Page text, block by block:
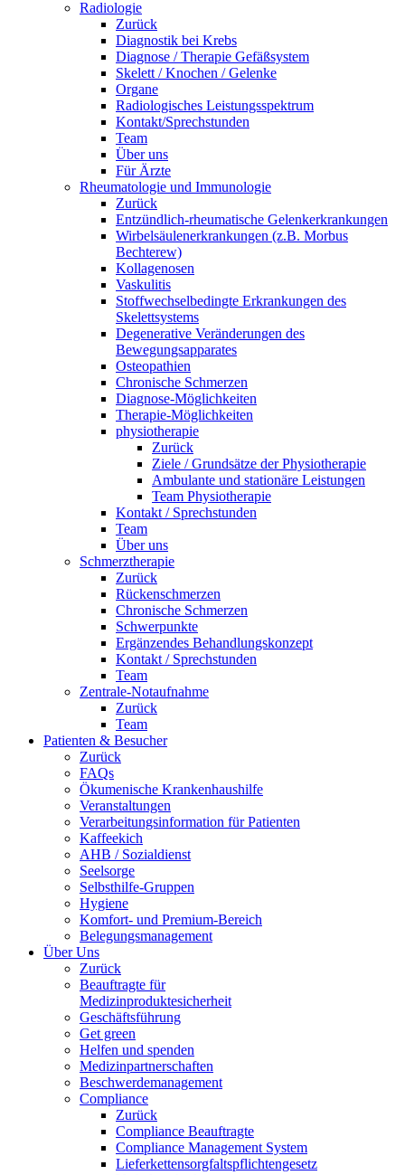
Radiologie
Zurück
Diagnostik bei Krebs
Diagnose / Therapie Gefäßsystem
Skelett / Knochen / Gelenke
Organe
Radiologisches Leistungsspektrum
Kontakt/Sprechstunden
Team
Über uns
Für Ärzte
Rheumatologie und Immunologie
Zurück
Entzündlich-rheumatische Gelenkerkrankungen
Wirbelsäulenerkrankungen (z.B. Morbus
Bechterew)
Kollagenosen
Vaskulitis
Stoffwechselbedingte Erkrankungen des
Skelettsystems
Degenerative Veränderungen des
Bewegungsapparates
Osteopathien
Chronische Schmerzen
Diagnose-Möglichkeiten
Therapie-Möglichkeiten
physiotherapie
Zurück
Ziele / Grundsätze der Physiotherapie
Ambulante und stationäre Leistungen
Team Physiotherapie
Kontakt / Sprechstunden
Team
Über uns
Schmerztherapie
Zurück
Rückenschmerzen
Chronische Schmerzen
Schwerpunkte
Ergänzendes Behandlungskonzept
Kontakt / Sprechstunden
Team
Zentrale-Notaufnahme
Zurück
Team
Patienten & Besucher
Zurück
FAQs
Ökumenische Krankenhaushilfe
Veranstaltungen
Verarbeitungsinformation für Patienten
Kaffeekich
AHB / Sozialdienst
Seelsorge
Selbsthilfe-Gruppen
Hygiene
Komfort- und Premium-Bereich
Belegungsmanagement
Über Uns
Zurück
Beauftragte für
Medizinproduktesicherheit
Geschäftsführung
Get green
Helfen und spenden
Medizinpartnerschaften
Beschwerdemanagement
Compliance
Zurück
Compliance Beauftragte
Compliance Management System
Lieferkettensorgfaltspflichtengesetz